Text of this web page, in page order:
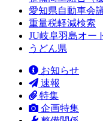
愛知県自動車会
重量税軽減検索
JU岐阜羽島オー
うどん県
お知らせ
速報
特集
企画特集